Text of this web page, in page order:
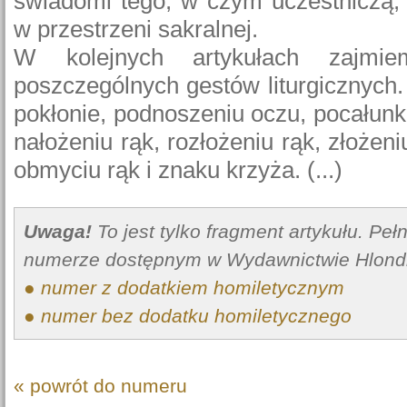
w przestrzeni sakralnej.
W kolejnych artykułach
poszczególnych gestów
pokłonie, podnoszeniu oczu,
nałożeniu rąk, rozłożeniu rąk,
obmyciu rąk i znaku krzyża. (...)
Uwaga! To jest tylko fragment artykułu.
numerze dostępnym w Wydawnictwie
● numer z dodatkiem homiletycznym
● numer bez dodatku homiletycznego
« powrót do numeru